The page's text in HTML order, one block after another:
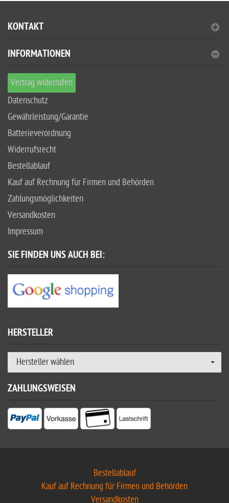
KONTAKT
INFORMATIONEN
Vertrag widerrufen
Datenschutz
Gewährleistung/Garantie
Batterieverordnung
Widerrufsrecht
Bestellablauf
Kauf auf Rechnung für Firmen und Behörden
Zahlungsmöglichkeiten
Versandkosten
Impressum
SIE FINDEN UNS AUCH BEI:
HERSTELLER
Hersteller wählen
ZAHLUNGSWEISEN
Bestellablauf
Kauf auf Rechnung für Firmen und Behörden
Versandkosten